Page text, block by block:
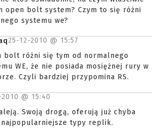
open bolt system? Czym to się różni
systemu we?
25-12-2010 @ 15:57
bolt różni się tym od normalnego
WE, że nie posiada mosiężnej rury w
Czyli bardziej przypomina RS.
@ 15:40
Swoją drogą, oferują już chyba
typy replik.